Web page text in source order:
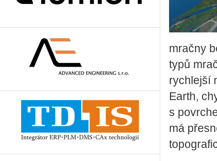
mračny
typů
rychlejší
Earth,
s
má